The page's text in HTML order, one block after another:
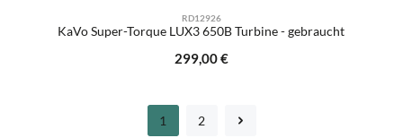
RD12926
KaVo Super-Torque LUX3 650B Turbine - gebraucht
Regulärer Preis:
299,00 €
Seite
1
Seite
2